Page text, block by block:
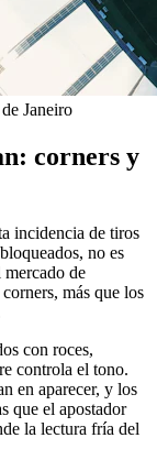
Janeiro
corners y
incidencia de tiros
no es
mercado de
más que los
con roces,
controla el tono.
en aparecer, y los
que el apostador
la lectura fría del